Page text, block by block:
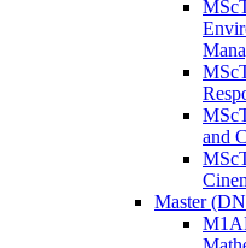
and
Master